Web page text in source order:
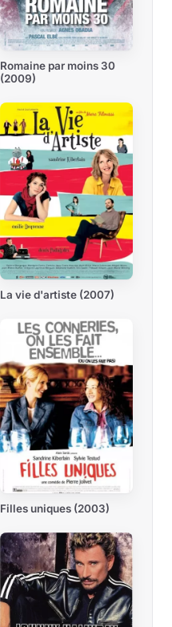
Romaine par moins 30
(2009)
La vie d'artiste (2007)
Filles uniques (2003)